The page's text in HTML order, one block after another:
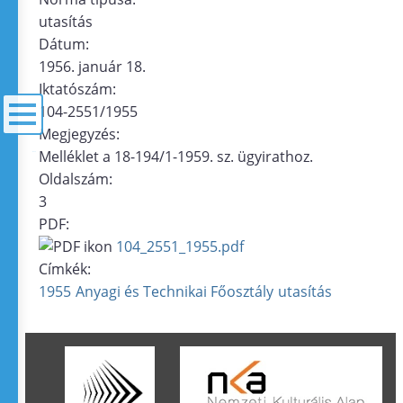
utasítás
Dátum:
1956. január 18.
Iktatószám:
104-2551/1955
Megjegyzés:
Melléklet a 18-194/1-1959. sz. ügyirathoz.
Oldalszám:
3
PDF:
104_2551_1955.pdf
Címkék:
1955 Anyagi és Technikai Főosztály utasítás